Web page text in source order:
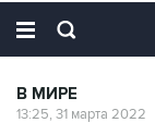
В МИРЕ
13:25, 31 марта 2022